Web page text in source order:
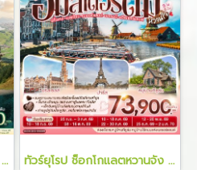
ทัวร์ยุโรป สวยระดับมรดกโลก UNESCO ยอมรับ เพื่อนบ้านยอมใจ 8 วัน 6 คืน ทัวร์ยุโรป ช็อกโกแลตหวานจัง อัมสเตอร์ดัมหวานใจ 9 วัน 6 คืน